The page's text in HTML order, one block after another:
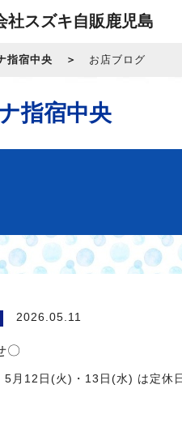
社スズキ自販鹿児島
指宿中央 お店ブログ
指宿中央
2026.05.11
〇
5月12日(火)・13日(水) は定休